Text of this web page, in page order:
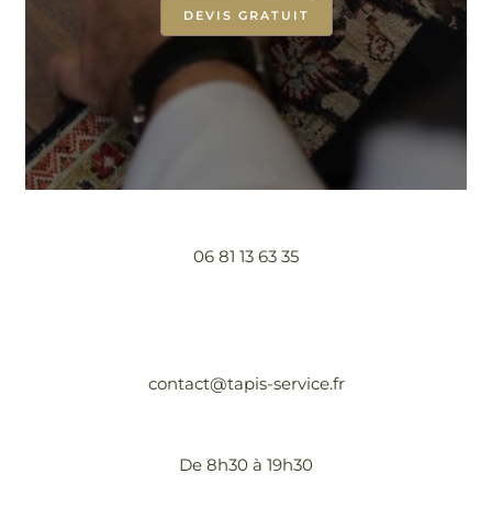
DEVIS GRATUIT
06 81 13 63 35
contact@tapis-service.fr
De 8h30 à 19h30